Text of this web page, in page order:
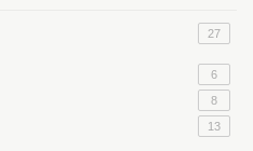
27
6
8
13